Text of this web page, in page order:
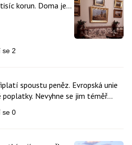
korun. Doma je
spoustu peněz. Evropská unie
Nevyhne se jim téměř